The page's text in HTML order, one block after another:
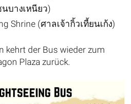
บางเหนียว)
Shrine (ศาลเจ้ากิ้วเที้ยนเก้ง)
kehrt der Bus wieder zum
Plaza zurück.